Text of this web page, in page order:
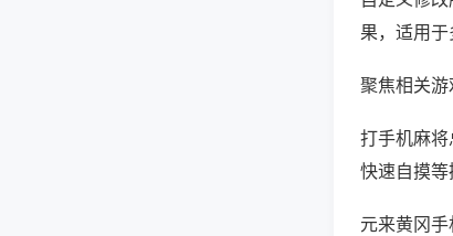
果，适用
聚焦相关游
打手机麻
快速自摸等
元来黄冈手